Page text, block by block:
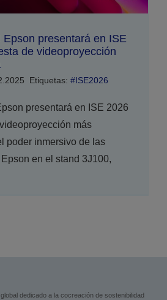
Epson presentará en ISE
de videoproyección
Etiquetas: #ISE2026
presentará en ISE 2026
más
poder inmersivo de las
en el stand 3J100,
dedicado a la cocreación de sostenibilidad